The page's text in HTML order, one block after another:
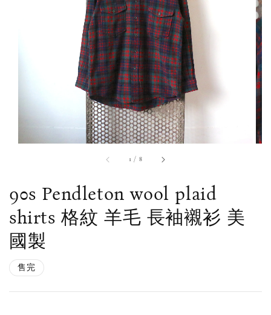
1 / 8
90s Pendleton wool plaid
shirts 格紋 羊毛 長袖襯衫 美
國製
售完